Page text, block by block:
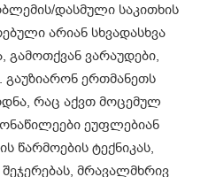
დასმული საკითხის
არიან სხვადასხვა
ვარაუდები,
გაუზიარონ ერთმანეთს
რაც აქვთ მოცემულ
ეუფლებიან
წარმოების ტექნიკას,
მრავალმხრივ